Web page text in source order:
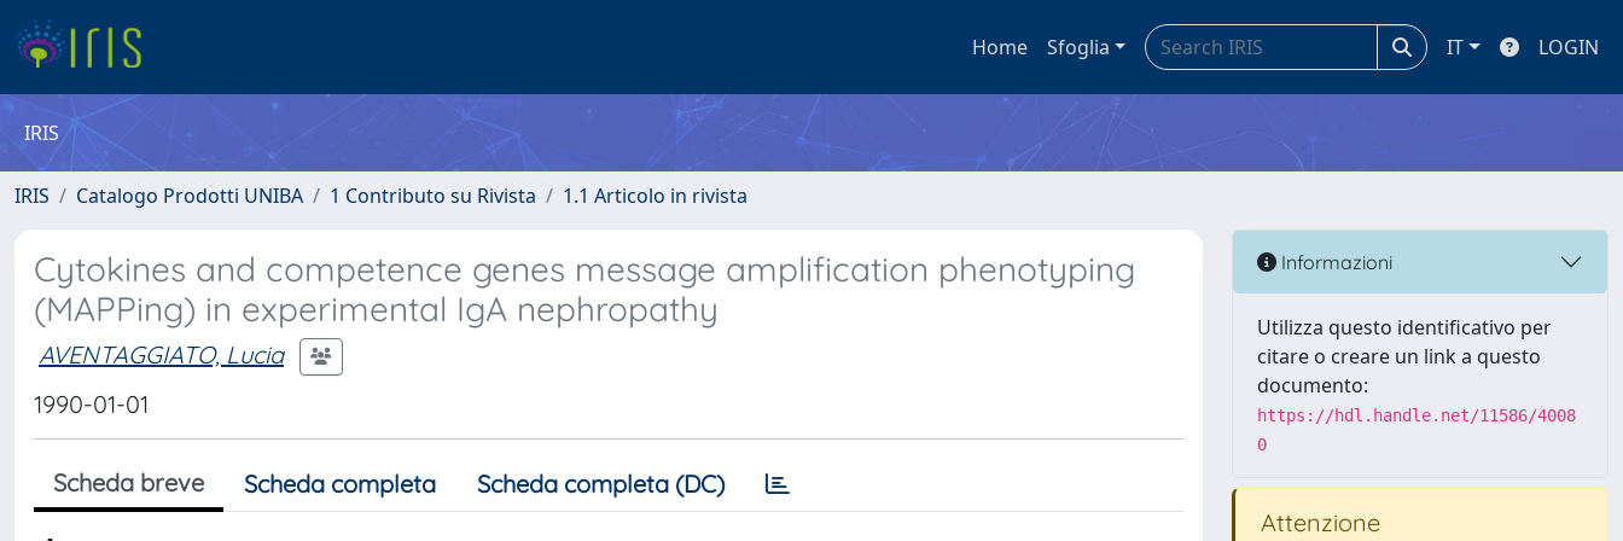
Home Sfoglia IT LOGIN
IRIS
IRIS Catalogo Prodotti UNIBA 1 Contributo su Rivista 1.1 Articolo in rivista
Cytokines and competence genes message amplification phenotyping
(MAPPing) in experimental IgA nephropathy
AVENTAGGIATO, Lucia
1990-01-01
Scheda breve Scheda completa Scheda completa (DC)
Informazioni
Utilizza questo identificativo per
citare o creare un link a questo
documento:
https://hdl.handle.net/11586/4008
0
Attenzione